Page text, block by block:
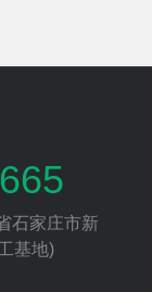
石家庄市新
基地)